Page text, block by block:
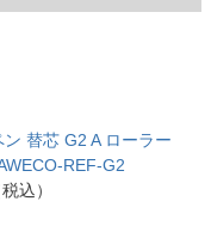
替芯 G2 A ローラー
REF-G2
込）